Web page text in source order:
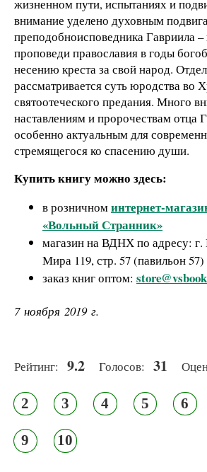
жизненном пути, испытаниях и
внимание уделено духовным
преподобноисповедника Гавриила
проповеди православия в годы
несению креста за свой народ.
рассматривается суть юродства во
святоотеческого предания. Много
наставлениям и пророчествам отца
особенно актуальным для
стремящегося ко спасению души.
Купить книгу можно здесь:
в розничноминтернет-
«Вольный Странник»
магазин на ВДНХ по адресу:
Мира 119, стр. 57 (павильон 57)
заказ книг оптом:
7 ноября 2019 г.
Рейтинг: 9.2 Голосов: 31
2 3 4 5 6
9 10